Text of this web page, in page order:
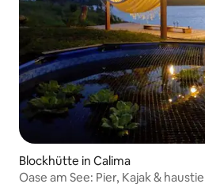
Blockhütte in Calima
Oase am See: Pier, Kajak &